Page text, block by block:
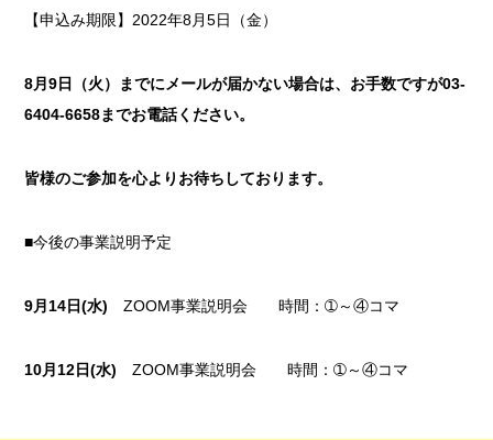
【申込み期限】2022年8月5日（金）
8月9日（火）までにメールが届かない場合は、お手数ですが03-
6404-6658までお電話ください。
皆様のご参加を心よりお待ちしております。
■今後の事業説明予定
9月14日(水) ZOOM事業説明会 時間：➀～④コマ
10月12日(水) ZOOM事業説明会 時間：➀～④コマ